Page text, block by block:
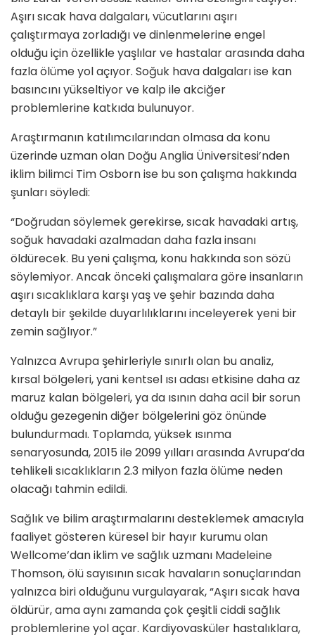
Aşırı sıcak hava dalgaları, vücutlarını aşırı
çalıştırmaya zorladığı ve dinlenmelerine engel
olduğu için özellikle yaşlılar ve hastalar arasında daha
fazla ölüme yol açıyor. Soğuk hava dalgaları ise kan
basıncını yükseltiyor ve kalp ile akciğer
problemlerine katkıda bulunuyor.
Araştırmanın katılımcılarından olmasa da konu
üzerinde uzman olan Doğu Anglia Üniversitesi’nden
iklim bilimci Tim Osborn ise bu son çalışma hakkında
şunları söyledi:
“Doğrudan söylemek gerekirse, sıcak havadaki artış,
soğuk havadaki azalmadan daha fazla insanı
öldürecek. Bu yeni çalışma, konu hakkında son sözü
söylemiyor. Ancak önceki çalışmalara göre insanların
aşırı sıcaklıklara karşı yaş ve şehir bazında daha
detaylı bir şekilde duyarlılıklarını inceleyerek yeni bir
zemin sağlıyor.”
Yalnızca Avrupa şehirleriyle sınırlı olan bu analiz,
kırsal bölgeleri, yani kentsel ısı adası etkisine daha az
maruz kalan bölgeleri, ya da ısının daha acil bir sorun
olduğu gezegenin diğer bölgelerini göz önünde
bulundurmadı. Toplamda, yüksek ısınma
senaryosunda, 2015 ile 2099 yılları arasında Avrupa’da
tehlikeli sıcaklıkların 2.3 milyon fazla ölüme neden
olacağı tahmin edildi.
Sağlık ve bilim araştırmalarını desteklemek amacıyla
faaliyet gösteren küresel bir hayır kurumu olan
Wellcome’dan iklim ve sağlık uzmanı Madeleine
Thomson, ölü sayısının sıcak havaların sonuçlarından
yalnızca biri olduğunu vurgulayarak, “Aşırı sıcak hava
öldürür, ama aynı zamanda çok çeşitli ciddi sağlık
problemlerine yol açar. Kardiyovasküler hastalıklara,